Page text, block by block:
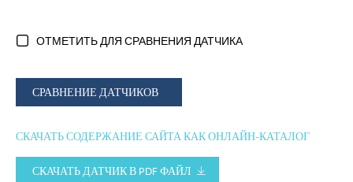
ОТМЕТИТЬ ДЛЯ СРАВНЕНИЯ ДАТЧИКА
СРАВНЕНИЕ ДАТЧИКОВ
СКАЧАТЬ СОДЕРЖАНИЕ САЙТА КАК ОНЛАЙН-КАТАЛОГ
СКАЧАТЬ ДАТЧИК В PDF ФАЙЛ